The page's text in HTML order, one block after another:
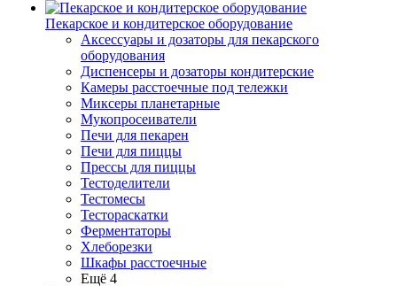
Пекарское и кондитерское оборудование
Аксессуары и дозаторы для пекарского
оборудования
Диспенсеры и дозаторы кондитерские
Камеры расстоечные под тележки
Миксеры планетарные
Мукопросеиватели
Печи для пекарен
Печи для пиццы
Прессы для пиццы
Тестоделители
Тестомесы
Тестораскатки
Ферментаторы
Хлеборезки
Шкафы расстоечные
Ещё 4